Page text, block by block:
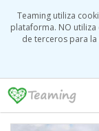
Teaming utiliza
plataforma. NO
de terceros para